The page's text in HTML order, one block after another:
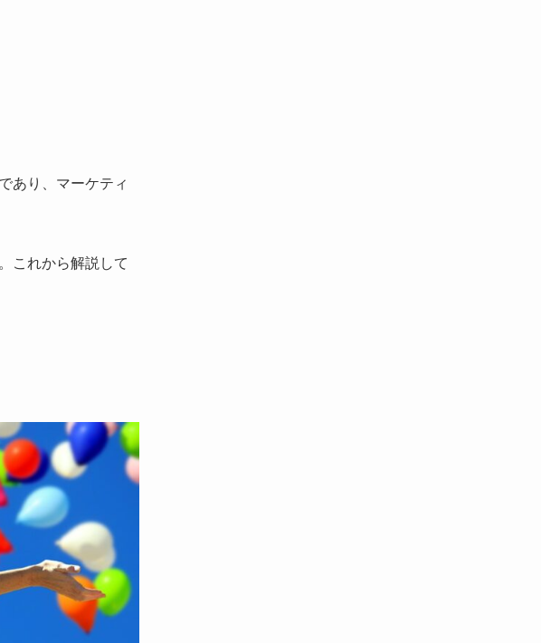
あり、マーケティ
これから解説して